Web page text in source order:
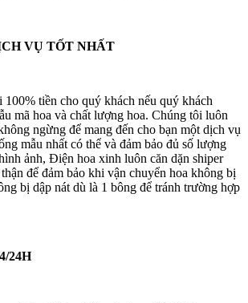
VỤ TỐT NHẤT
100% tiền cho quý khách nếu quý khách
mã hoa và chất lượng hoa. Chúng tôi luôn
ngừng để mang đến cho bạn một dịch vụ
mẫu nhất có thể và đảm bảo đủ số lượng
ảnh, Điện hoa xinh luôn căn dặn shiper
để đảm bảo khi vận chuyển hoa không bị
bị dập nát dù là 1 bông để tránh trường hợp
24H